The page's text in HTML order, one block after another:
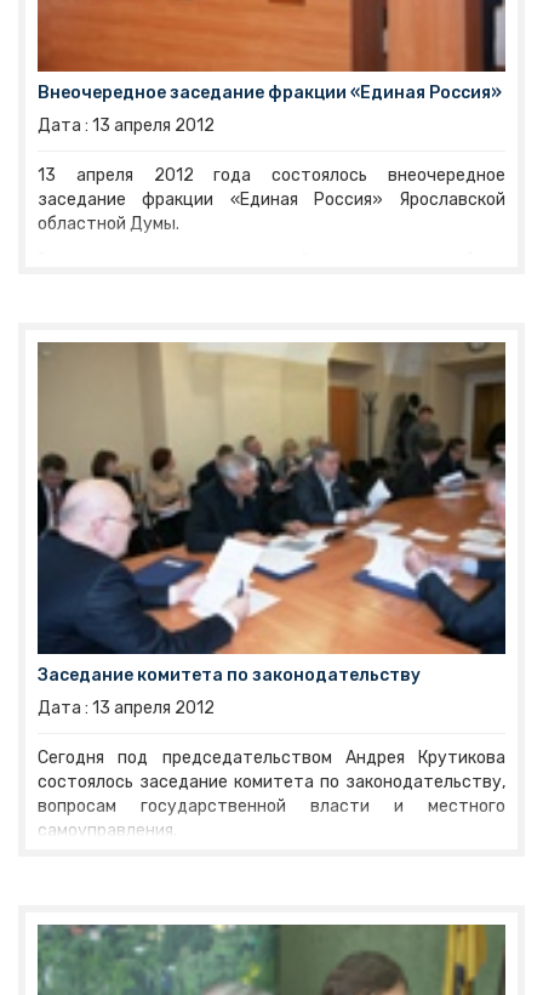
Внеочередное заседание фракции «Единая Россия»
Дата : 13 апреля 2012
13 апреля 2012 года состоялось внеочередное
заседание фракции «Единая Россия» Ярославской
областной Думы.
Заседание комитета по законодательству
Дата : 13 апреля 2012
Сегодня под председательством Андрея Крутикова
состоялось заседание комитета по законодательству,
вопросам государственной власти и местного
самоуправления.
назначения и проведения референдума Ярославской
области и местного референдума», одобрили и приняли
ко второму чтению поправки в законодательные акты